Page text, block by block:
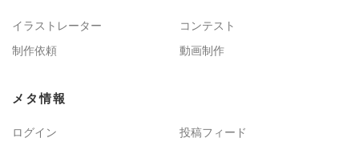
イラストレーター
コンテスト
制作依頼
動画制作
メタ情報
ログイン
投稿フィード